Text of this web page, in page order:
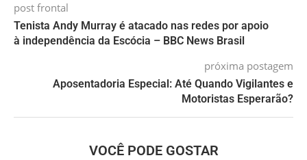
post frontal
Tenista Andy Murray é atacado nas redes por apoio
à independência da Escócia – BBC News Brasil
próxima postagem
Aposentadoria Especial: Até Quando Vigilantes e
Motoristas Esperarão?
VOCÊ PODE GOSTAR